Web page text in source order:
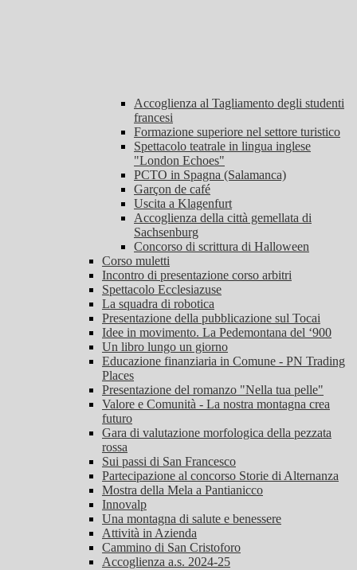
Accoglienza al Tagliamento degli studenti
francesi
Formazione superiore nel settore turistico
Spettacolo teatrale in lingua inglese
"London Echoes"
PCTO in Spagna (Salamanca)
Garçon de café
Uscita a Klagenfurt
Accoglienza della città gemellata di
Sachsenburg
Concorso di scrittura di Halloween
Corso muletti
Incontro di presentazione corso arbitri
Spettacolo Ecclesiazuse
La squadra di robotica
Presentazione della pubblicazione sul Tocai
Idee in movimento. La Pedemontana del ‘900
Un libro lungo un giorno
Educazione finanziaria in Comune - PN Trading
Places
Presentazione del romanzo "Nella tua pelle"
Valore e Comunità - La nostra montagna crea
futuro
Gara di valutazione morfologica della pezzata
rossa
Sui passi di San Francesco
Partecipazione al concorso Storie di Alternanza
Mostra della Mela a Pantianicco
Innovalp
Una montagna di salute e benessere
Attività in Azienda
Cammino di San Cristoforo
Accoglienza a.s. 2024-25